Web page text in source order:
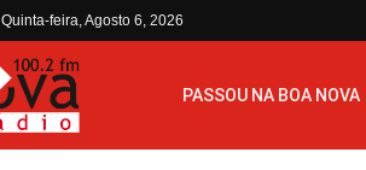
Quinta-feira, Agosto 6, 2026
PASSOU NA BOA NOVA